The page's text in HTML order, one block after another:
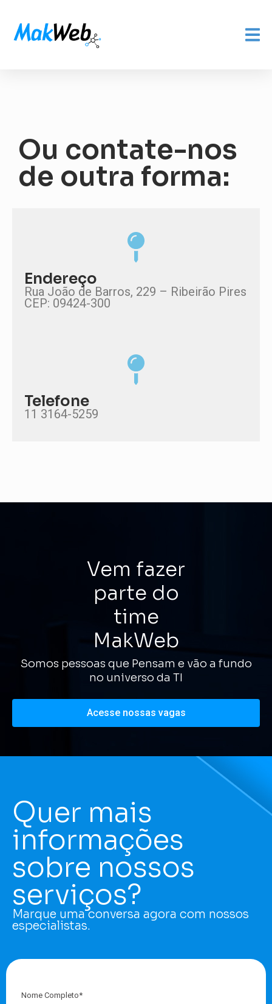
Ou contate-nos
de outra forma:
Endereço
Rua João de Barros, 229 – Ribeirão Pires
CEP: 09424-300
Telefone
11 3164-5259
Vem fazer
parte do
time
MakWeb
Somos pessoas que Pensam e vão a fundo
no universo da TI
Acesse nossas vagas
Quer mais
informações
sobre nossos
serviços?
Marque uma conversa agora com nossos
especialistas.
Nome Completo*